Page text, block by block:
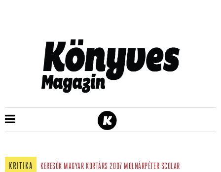
KRITIKA KERESŐK MAGYAR KORTÁRS 2007 MOLNÁRPÉTER SCOLAR